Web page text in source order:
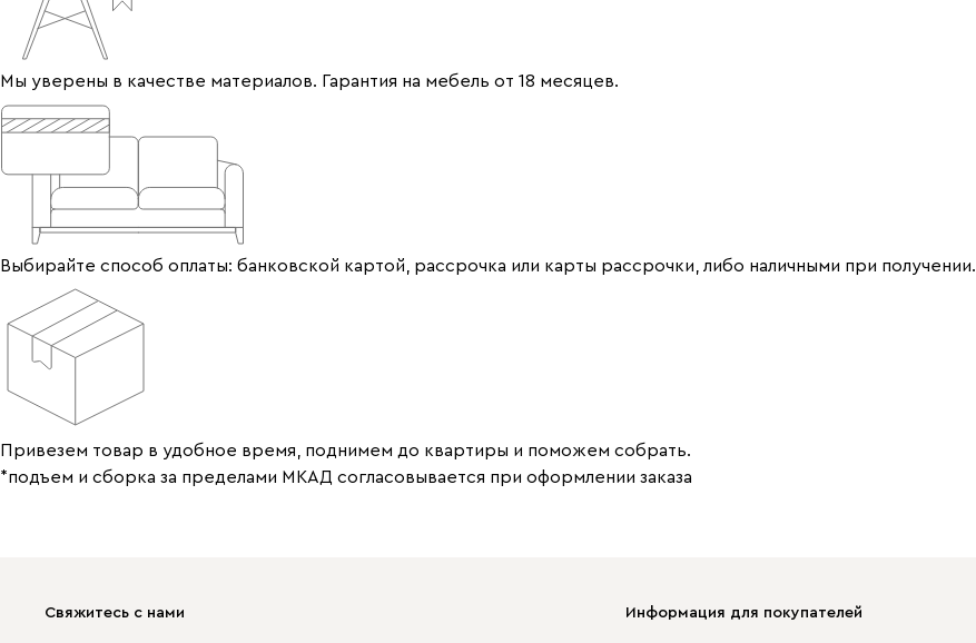
Мы уверены в качестве материалов. Гарантия на мебель от 18 месяцев.
Выбирайте способ оплаты: банковской картой, рассрочка или карты рассрочки, либо наличными при получении.
Привезем товар в удобное время, поднимем до квартиры и поможем собрать.
*подъем и сборка за пределами МКАД согласовывается при оформлении заказа
Свяжитесь с нами Информация для покупателей